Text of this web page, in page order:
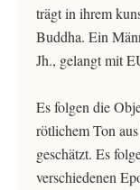
trägt in ihrem
Buddha. Ein
Jh., gelangt mit
Es folgen die
rötlichem Ton
geschätzt. Es
verschiedenen